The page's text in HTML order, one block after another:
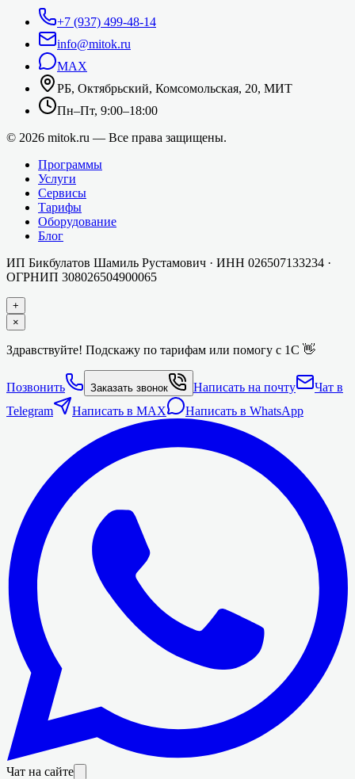
+7 (937) 499-48-14
info@mitok.ru
MAX
РБ, Октябрьский, Комсомольская, 20, МИТ
Пн–Пт, 9:00–18:00
© 2026 mitok.ru — Все права защищены.
Программы
Услуги
Сервисы
Тарифы
Оборудование
Блог
ИП Бикбулатов Шамиль Рустамович · ИНН 026507133234 ·
ОГРНИП 308026504900065
+
×
Здравствуйте! Подскажу по тарифам или помогу с 1С 👋
Позвонить Заказать звонок Написать на почту
Чат в
Telegram
Написать в MAX Написать в WhatsApp
Чат на сайте